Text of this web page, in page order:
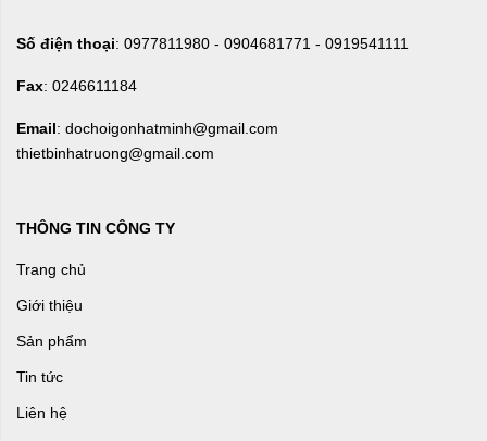
Số điện thoại: 0977811980 - 0904681771 - 0919541111
Fax: 0246611184
Email: dochoigonhatminh@gmail.com
thietbinhatruong@gmail.com
THÔNG TIN CÔNG TY
Trang chủ
Giới thiệu
Sản phẩm
Tin tức
Liên hệ